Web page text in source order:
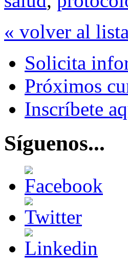
« volver al
Solicita
Próximos
Inscríbete
Síguenos...